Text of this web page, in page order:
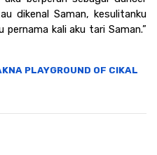
dikenal Saman, kesulitanku
kali aku tari Saman.”
PLAYGROUND OF CIKAL